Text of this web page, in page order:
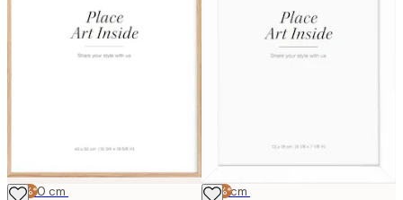
-15%*
40x50 cm -15%*
13x18 cm